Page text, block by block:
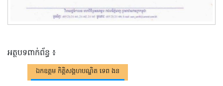
អត្ថបទពាក់ព័ន្ធ ៖
ឯកឧត្តម កិត្តិសង្គហបណ្ឌិត ទេព ងន